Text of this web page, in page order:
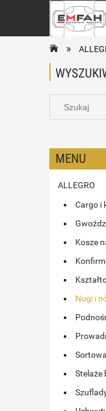
»
MENU
ALLEGRO
Cargo i
Kosze
Nogi i
Stelaże